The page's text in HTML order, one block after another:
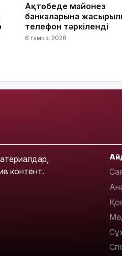
Ақтөбеде майонез
банкаларына
телефон тәркіленді
6 тамыз, 2026
контент.